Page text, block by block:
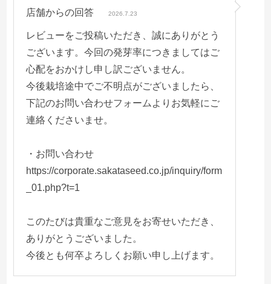
店舗からの回答 2026.7.23
レビューをご投稿いただき、誠にありがとう
ございます。今回の発芽率につきましてはご
心配をおかけし申し訳ございません。
今後栽培途中でご不明点がございましたら、
下記のお問い合わせフォームよりお気軽にご
連絡くださいませ。
・お問い合わせ
https://corporate.sakataseed.co.jp/inquiry/form
_01.php?t=1
このたびは貴重なご意見をお寄せいただき、
ありがとうございました。
今後とも何卒よろしくお願い申し上げます。